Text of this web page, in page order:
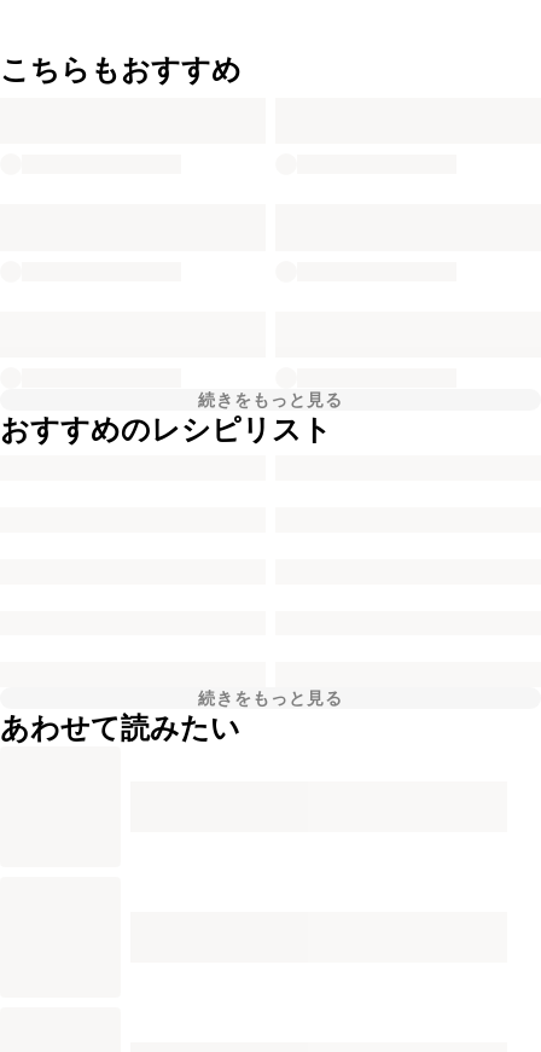
こちらもおすすめ
続きをもっと見る
おすすめのレシピリスト
続きをもっと見る
あわせて読みたい